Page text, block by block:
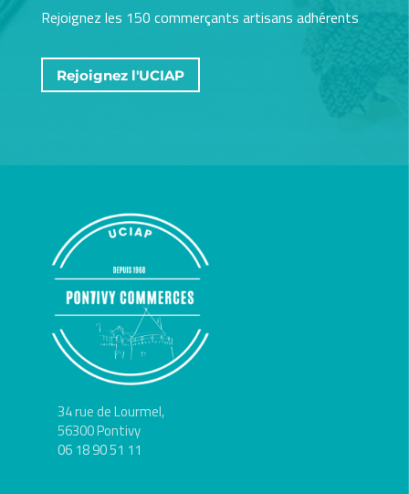
Rejoignez les 150 commerçants artisans adhérents
Rejoignez l'UCIAP
34 rue de Lourmel,
56300 Pontivy
06 18 90 51 11